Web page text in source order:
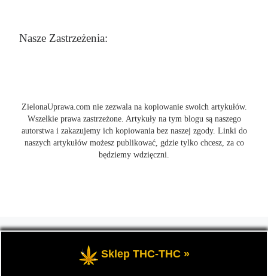
Nasze Zastrzeżenia:
ZielonaUprawa.com nie zezwala na kopiowanie swoich artykułów.
Wszelkie prawa zastrzeżone. Artykuły na tym blogu są naszego
autorstwa i zakazujemy ich kopiowania bez naszej zgody. Linki do
naszych artykułów możesz publikować, gdzie tylko chcesz, za co
będziemy wdzięczni.
wszystko o uprawie i hodowli marihunay, roślin konopi indoor
oraz outdoor.
Sklep THC-THC »